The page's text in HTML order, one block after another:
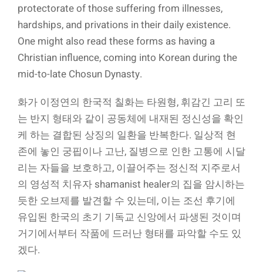
protectorate of those suffering from illnesses,
hardships, and privations in their daily existence.
One might also read these forms as having a
Christian influence, coming into Korean during the
mid-to-late Chosun Dynasty.
화가 이정연의 한국적 칠화는 타원형, 휘감긴 고리 또
는 반지 형태와 같이 공동체에 내재된 정신성을 확인
케 하는 결합된 상징의 일환을 반복한다. 일상적 현
존에 놓인 궁핍이나 고난, 질병으로 인한 고통에 시달
리는 자들을 보호하고, 이끌어주는 정신적 지주로서
의 영성적 치유자 shamanist healer의 집을 암시하는
듯한 오브제를 발견할 수 있는데, 이는 조선 후기에
유입된 한국의 초기 기독교 신앙에서 파생된 것이며
거기에서부터 작품에 드러난 형태를 파악할 수도 있
겠다.